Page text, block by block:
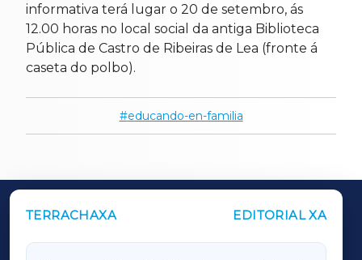
informativa terá lugar o 20 de setembro, ás
12.00 horas no local social da antiga Biblioteca
Pública de Castro de Ribeiras de Lea (fronte á
caseta do polbo).
educando-en-familia
TERRACHAXA EDITORIAL XA
OUTROS PERIÓDICOS